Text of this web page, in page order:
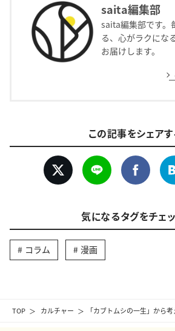
TOP カルチャー 「カブトムシの一生」から
saita編集部
saita編集部です。
る、心がラクにな
お届けします。
この記事をシェアす
気になるタグをチェッ
コラム 漫画